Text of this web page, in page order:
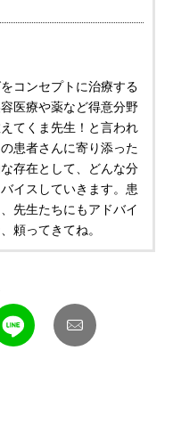
コンセプトに治療する
医療や薬など得意分野
てくま先生！と言われ
患者さんに寄り添った
存在として、どんな分
イスしていきます。患
先生たちにもアドバイ
頼ってきてね。